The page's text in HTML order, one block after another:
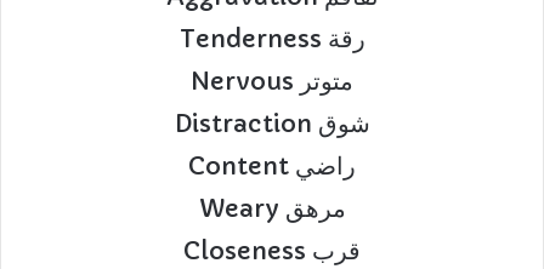
Tenderness رقة
Nervous متوتر
Distraction شوق
Content راضي
Weary مرهق
Closeness قرب